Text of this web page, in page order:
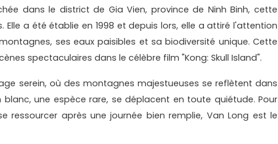
dans le district de Gia Vien, province de Ninh Binh, cette
Elle a été établie en 1998 et depuis lors, elle a attiré l'attention
ses eaux paisibles et sa biodiversité unique. Cette
spectaculaires dans le célèbre film "Kong: Skull Island".
serein, où des montagnes majestueuses se reflètent dans
une espèce rare, se déplacent en toute quiétude. Pour
ressourcer après une journée bien remplie, Van Long est le